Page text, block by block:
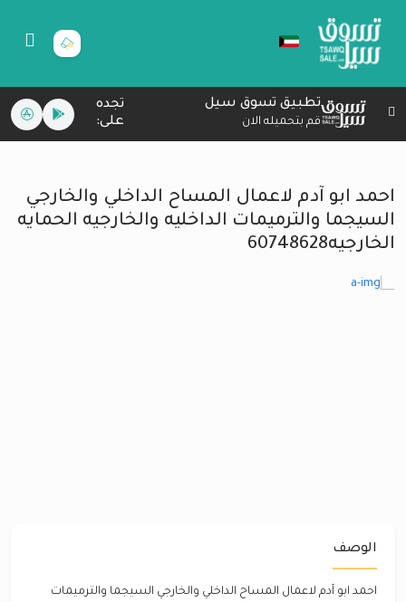
تطبيق تسوق سيل
قم بتحميله الان
تجده
على:
احمد ابو آدم لاعمال المساح الداخلي والخارجي
السيجما والترميمات الداخليه والخارجيه الحمايه
الخارجيه60748628
الوصف
احمد ابو آدم لاعمال المساح الداخلي والخارجي السيجما والترميمات